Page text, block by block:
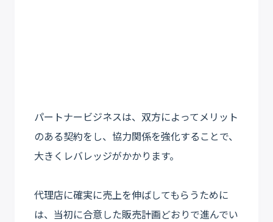
パートナービジネスは、双方によってメリット
のある契約をし、協力関係を強化することで、
大きくレバレッジがかかります。
代理店に確実に売上を伸ばしてもらうために
は、当初に合意した販売計画どおりで進んでい